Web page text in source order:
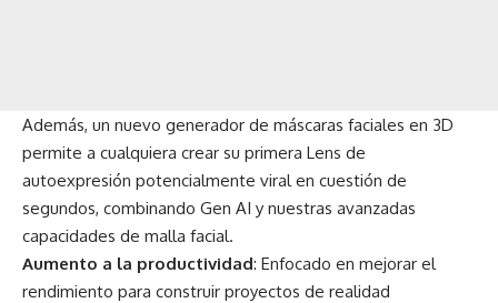
Además, un nuevo generador de máscaras faciales en 3D
permite a cualquiera crear su primera Lens de
autoexpresión potencialmente viral en cuestión de
segundos, combinando Gen AI y nuestras avanzadas
capacidades de malla facial.
Aumento a la productividad: Enfocado en mejorar el
rendimiento para construir proyectos de realidad